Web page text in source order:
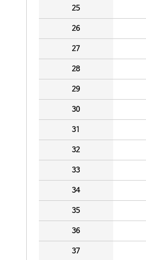
25
26
27
28
29
30
31
32
33
34
35
36
37